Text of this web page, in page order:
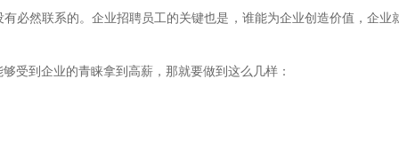
然联系的。企业招聘员工的关键也是，谁能为企业创造价值，企业
到企业的青睐拿到高薪，那就要做到这么几样：